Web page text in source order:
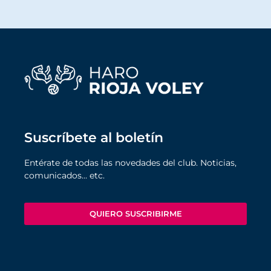
Suscríbete al boletín
Entérate de todas las novedades del club. Noticias,
comunicados… etc.
QUIERO SUSCRIBIRME